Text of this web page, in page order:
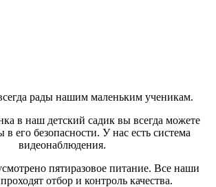
рады нашим маленьким ученикам.
в наш детский садик вы всегда можете
в его безопасности. У нас есть система
видеонаблюдения.
пятиразовое питание. Все наши
отбор и контроль качества.